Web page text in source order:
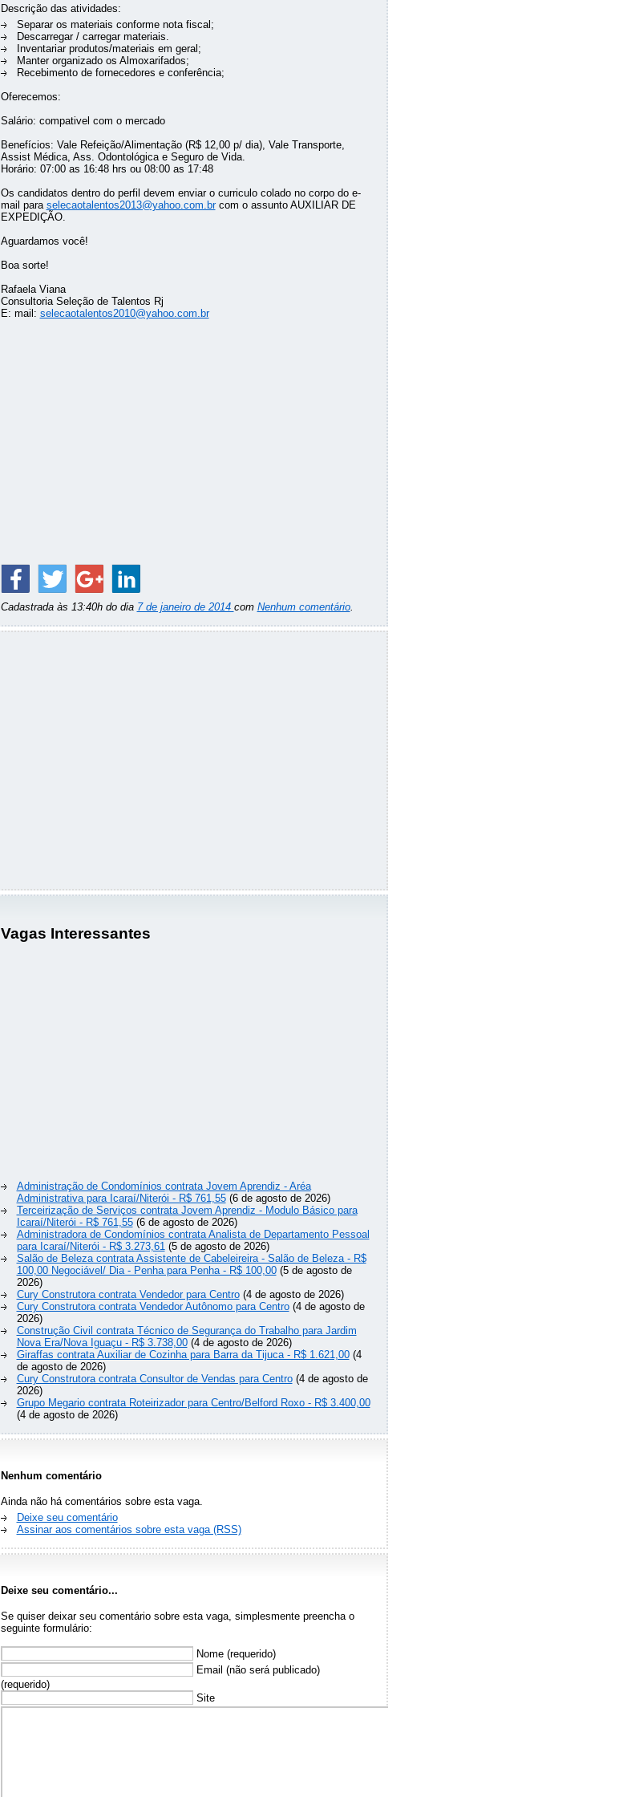
Descrição das atividades:
Separar os materiais conforme nota fiscal;
Descarregar / carregar materiais.
Inventariar produtos/materiais em geral;
Manter organizado os Almoxarifados;
Recebimento de fornecedores e conferência;
Oferecemos:
Salário: compativel com o mercado
Benefícios: Vale Refeição/Alimentação (R$ 12,00 p/ dia), Vale Transporte,
Assist Médica, Ass. Odontológica e Seguro de Vida.
Horário: 07:00 as 16:48 hrs ou 08:00 as 17:48
Os candidatos dentro do perfil devem enviar o curriculo colado no corpo do e-
mail para selecaotalentos2013@yahoo.com.brcom o assunto AUXILIAR DE
EXPEDIÇÃO.
Aguardamos você!
Boa sorte!
Rafaela Viana
Consultoria Seleção de Talentos Rj
E: mail: selecaotalentos2010@yahoo.com.br
Cadastrada às 13:40h do dia 7 de janeiro de 2014 com Nenhum comentário.
Vagas Interessantes
Administração de Condomínios contrata Jovem Aprendiz - Aréa
Administrativa para Icaraí/Niterói - R$ 761,55(6 de agosto de 2026)
Terceirização de Serviços contrata Jovem Aprendiz - Modulo Básico para
Icaraí/Niterói - R$ 761,55(6 de agosto de 2026)
Administradora de Condomínios contrata Analista de Departamento Pessoal
para Icaraí/Niterói - R$ 3.273,61(5 de agosto de 2026)
Salão de Beleza contrata Assistente de Cabeleireira - Salão de Beleza - R$
100,00 Negociável/ Dia - Penha para Penha - R$ 100,00(5 de agosto de
2026)
Cury Construtora contrata Vendedor para Centro(4 de agosto de 2026)
Cury Construtora contrata Vendedor Autônomo para Centro(4 de agosto de
2026)
Construção Civil contrata Técnico de Segurança do Trabalho para Jardim
Nova Era/Nova Iguaçu - R$ 3.738,00(4 de agosto de 2026)
Giraffas contrata Auxiliar de Cozinha para Barra da Tijuca - R$ 1.621,00(4
de agosto de 2026)
Cury Construtora contrata Consultor de Vendas para Centro(4 de agosto de
2026)
Grupo Megario contrata Roteirizador para Centro/Belford Roxo - R$ 3.400,00
(4 de agosto de 2026)
Nenhum comentário
Ainda não há comentários sobre esta vaga.
Deixe seu comentário
Assinar aos comentários sobre esta vaga (RSS)
Deixe seu comentário...
Se quiser deixar seu comentário sobre esta vaga, simplesmente preencha o
seguinte formulário:
Nome (requerido)
Email (não será publicado)
(requerido)
Site